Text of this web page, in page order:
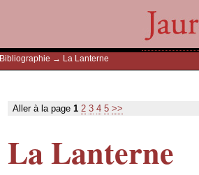
Bibliographie → La Lanterne
Aller à la page 1 2 3 4 5 >>
La Lanterne